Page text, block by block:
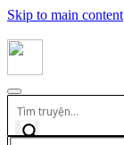
Skip to main content